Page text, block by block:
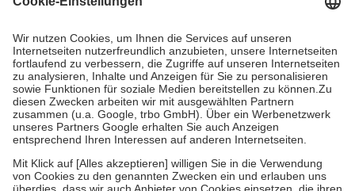
höchstens zehn Euro.
Es sind jedoch nie mehr als die tatsächlichen
Kosten der Leistung zu entrichten.
Diese Regeln gelten grundsätzlich auch für Online-Apotheken.
Bei Heilmitteln und häuslicher Krankenpflege beträgt die
Zuzahlung zehn Prozent der Kosten sowie zehn Euro je
Verordnung.
Um das Engagement der Versicherten für ihre eigene Gesundheit zu
stärken und die besondere Stellung der Familie zu unterstützen,
fallenkeine Zuzahlungenan bei:
• Kindern und Jugendlichen bis zum vollendeten 18. Lebensjahr